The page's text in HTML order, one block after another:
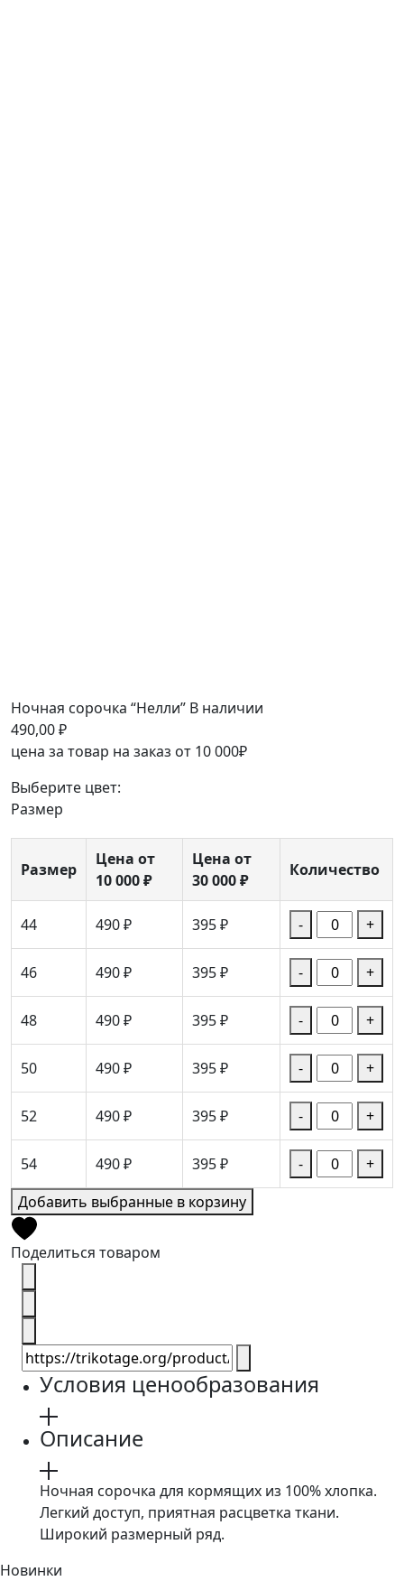
Ночная сорочка “Нелли” В наличии
490,00₽
цена за товар на заказ от 10 000₽
Выберите цвет:
Размер
Размер
Цена от
10 000 ₽
Цена от
30 000 ₽
Количество
44 490 ₽ 395 ₽ - +
46 490 ₽ 395 ₽ - +
48 490 ₽ 395 ₽ - +
50 490 ₽ 395 ₽ - +
52 490 ₽ 395 ₽ - +
54 490 ₽ 395 ₽ -
+
Добавить выбранные в корзину
Поделиться товаром
Условия ценообразования
Описание
Ночная сорочка для кормящих из 100% хлопка.
Легкий доступ, приятная расцветка ткани.
Широкий размерный ряд.
Новинки